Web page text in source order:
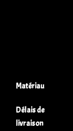
Matériau
Délais de
livraison